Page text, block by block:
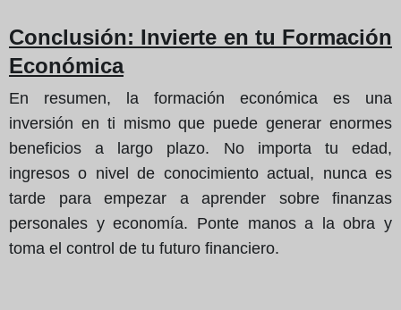
Conclusión: Invierte en tu Formación
Económica
En resumen, la formación económica es una
inversión en ti mismo que puede generar enormes
beneficios a largo plazo. No importa tu edad,
ingresos o nivel de conocimiento actual, nunca es
tarde para empezar a aprender sobre finanzas
personales y economía. Ponte manos a la obra y
toma el control de tu futuro financiero.